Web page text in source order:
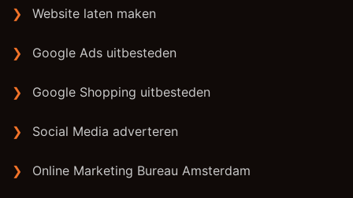
❯ Website laten maken
❯ Google Ads uitbesteden
❯ Google Shopping uitbesteden
❯ Social Media adverteren
❯ Online Marketing Bureau Amsterdam